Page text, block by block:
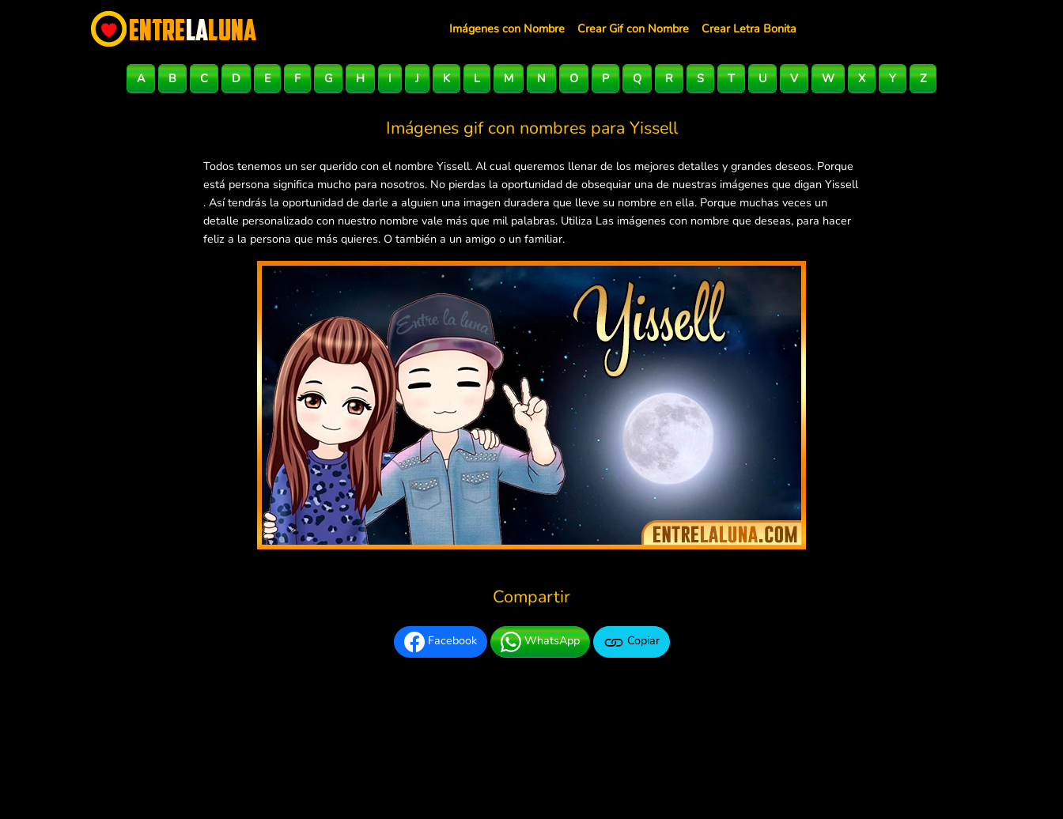
Imágenes con Nombre Crear Gif con Nombre Crear Letra Bonita
A B C D E F G H I J K L M N O P Q R S T U V W X Y Z
Imágenes gif con nombres para Yissell
Todos tenemos un ser querido con el nombre Yissell. Al cual queremos llenar de los mejores detalles y grandes deseos. Porque
está persona significa mucho para nosotros. No pierdas la oportunidad de obsequiar una de nuestras imágenes que digan Yissell
. Así tendrás la oportunidad de darle a alguien una imagen duradera que lleve su nombre en ella. Porque muchas veces un
detalle personalizado con nuestro nombre vale más que mil palabras. Utiliza Las imágenes con nombre que deseas, para hacer
feliz a la persona que más quieres. O también a un amigo o un familiar.
Compartir
Facebook WhatsApp Copiar